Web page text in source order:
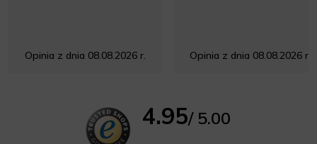
Opinia z dnia 08.08.2026 r. Opinia z dnia 08.08.2026 r.
4.95/ 5.00